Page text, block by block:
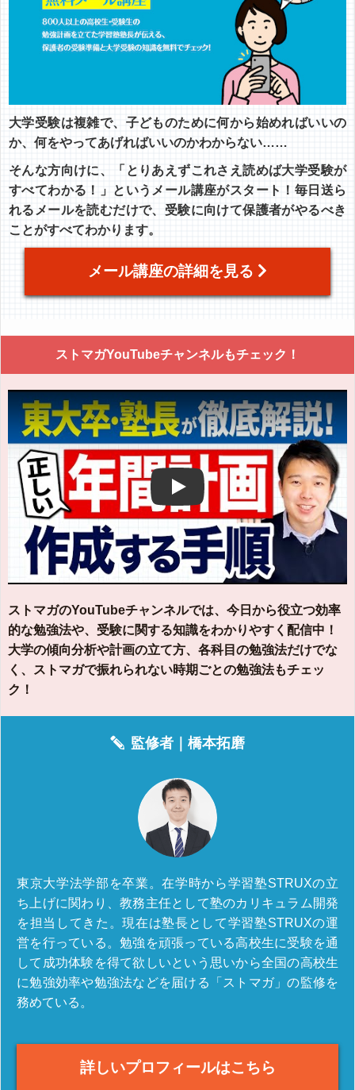
大学受験は複雑で、子どものために何から始めればいいの
か、何をやってあげればいいのかわからない……
そんな方向けに、「とりあえずこれさえ読めば大学受験が
すべてわかる！」というメール講座がスタート！毎日送ら
れるメールを読むだけで、受験に向けて保護者がやるべき
ことがすべてわかります。
メール講座の詳細を見る
ストマガYouTubeチャンネルもチェック！
Play
ストマガのYouTubeチャンネルでは、今日から役立つ効率
的な勉強法や、受験に関する知識をわかりやすく配信中！
大学の傾向分析や計画の立て方、各科目の勉強法だけでな
く、ストマガで振れられない時期ごとの勉強法もチェッ
ク！
監修者｜橋本拓磨
東京大学法学部を卒業。在学時から学習塾STRUXの立
ち上げに関わり、教務主任として塾のカリキュラム開発
を担当してきた。現在は塾長として学習塾STRUXの運
営を行っている。勉強を頑張っている高校生に受験を通
して成功体験を得て欲しいという思いから全国の高校生
に勉強効率や勉強法などを届ける「ストマガ」の監修を
務めている。
詳しいプロフィールはこちら